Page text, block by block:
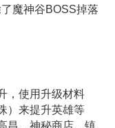
魔神谷BOSS掉落
，使用升级材料
）来提升英雄等